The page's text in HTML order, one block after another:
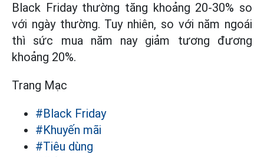
Black Friday thường tăng khoảng 20-30% so
với ngày thường. Tuy nhiên, so với năm ngoái
thì sức mua năm nay giảm tương đương
khoảng 20%.
Trang Mạc
#Black Friday
#Khuyến mãi
#Tiêu dùng